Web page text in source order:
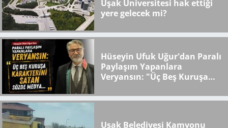
Uşak Üniversitesi hak ettiği
yere gelecek mi?
Hüseyin Ufuk Uğur'dan Paralı
Paylaşım Yapanlara
Veryansın: "Üç Beş Kuruşa
Medya..."
Uşak Belediyesi Kamyonu